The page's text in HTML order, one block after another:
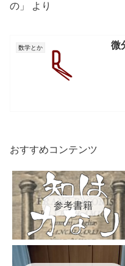
の」
より
数学とか 微
おすすめコンテンツ
参考書籍